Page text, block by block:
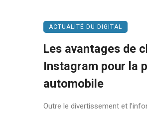
ACTUALITÉ DU DIGITAL
Les avantages de
Instagram pour la
automobile
Outre le divertissement et